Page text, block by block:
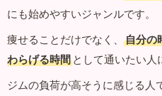
にも始めやすいジャンルです。
痩せることだけでなく、
自分の
わらげる時間 として通いたい人
ジムの負荷が高そうに感じる人